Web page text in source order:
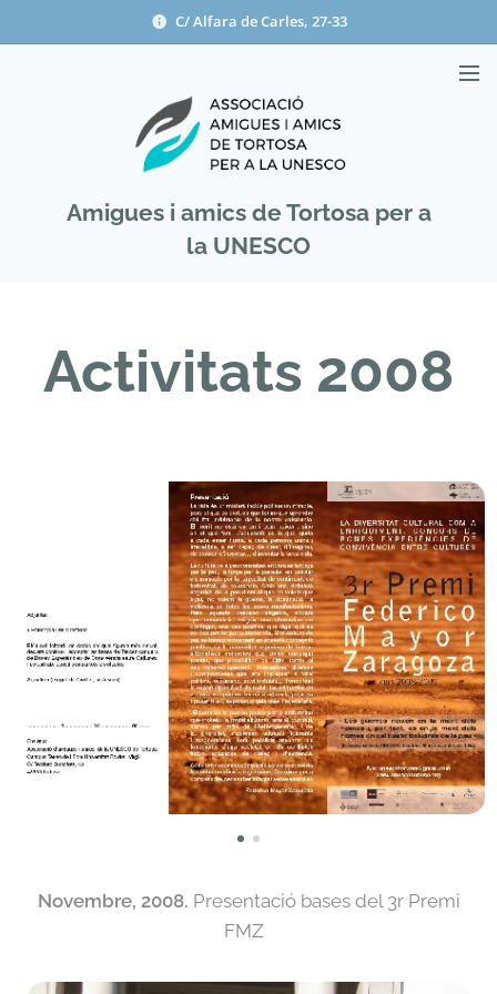
C/ Alfara de Carles, 27-33
Amigues i amics de Tortosa per a
la UNESCO
Activitats 2008
Novembre, 2008. Presentació bases del 3r Premi
FMZ